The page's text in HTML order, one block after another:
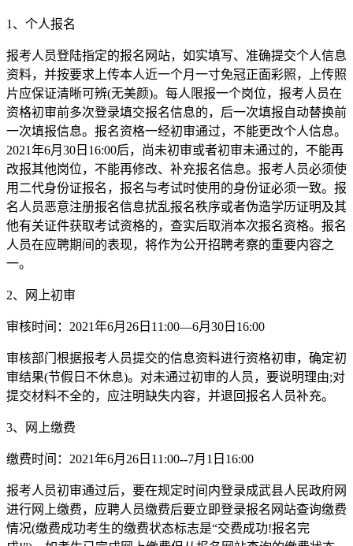
1、个人报名
报考人员登陆指定的报名网站，如实填写、准确提交个人信息
资料，并按要求上传本人近一个月一寸免冠正面彩照，上传照
片应保证清晰可辨(无美颜)。每人限报一个岗位，报考人员在
资格初审前多次登录填交报名信息的，后一次填报自动替换前
一次填报信息。报名资格一经初审通过，不能更改个人信息。
2021年6月30日16:00后，尚未初审或者初审未通过的，不能再
改报其他岗位，不能再修改、补充报名信息。报考人员必须使
用二代身份证报名，报名与考试时使用的身份证必须一致。报
名人员恶意注册报名信息扰乱报名秩序或者伪造学历证明及其
他有关证件获取考试资格的，查实后取消本次报名资格。报名
人员在应聘期间的表现，将作为公开招聘考察的重要内容之
一。
2、网上初审
审核时间：2021年6月26日11:00—6月30日16:00
审核部门根据报考人员提交的信息资料进行资格初审，确定初
审结果(节假日不休息)。对未通过初审的人员，要说明理由;对
提交材料不全的，应注明缺失内容，并退回报名人员补充。
3、网上缴费
缴费时间：2021年6月26日11:00--7月1日16:00
报考人员初审通过后，要在规定时间内登录成武县人民政府网
进行网上缴费，应聘人员缴费后要立即登录报名网站查询缴费
情况(缴费成功考生的缴费状态标志是“交费成功!报名完